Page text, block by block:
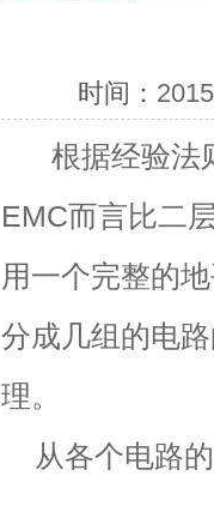
时间：
根据经验法
EMC而言比二
用一个完整的
分成几组的电
理。
从各个电路